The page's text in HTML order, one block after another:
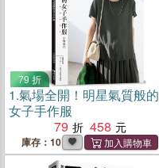
79 折
1.氣場全開！明星氣質般的
女子手作服
79
458
庫存：10